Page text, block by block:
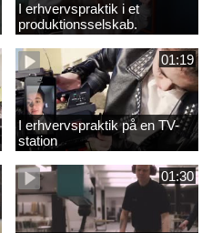
I erhvervspraktik i et
produktionsselskab.
01:19
I erhvervspraktik på en TV-
station
01:30